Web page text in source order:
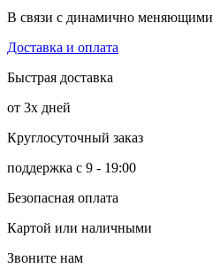
В связи с динамично
Доставка и оплата
Быстрая доставка
от 3х дней
Круглосуточный заказ
поддержка с 9 - 19:00
Безопасная оплата
Картой или наличными
Звоните нам